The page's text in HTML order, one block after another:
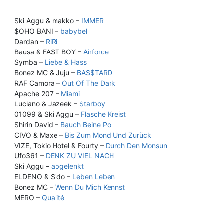
Ski Aggu & makko – IMMER
$OHO BANI – babybel
Dardan – RiRi
Bausa & FAST BOY – Airforce
Symba – Liebe & Hass
Bonez MC & Juju – BA$$TARD
RAF Camora – Out Of The Dark
Apache 207 – Miami
Luciano & Jazeek – Starboy
01099 & Ski Aggu – Flasche Kreist
Shirin David – Bauch Beine Po
CIVO & Maxe – Bis Zum Mond Und Zurück
VIZE, Tokio Hotel & Fourty – Durch Den Monsun
Ufo361 – DENK ZU VIEL NACH
Ski Aggu – abgelenkt
ELDENO & Sido – Leben Leben
Bonez MC – Wenn Du Mich Kennst
MERO – Qualité